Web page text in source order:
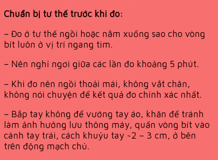
Chuẩn bị tư thế trước khi đo:
– Đo ở tư thế ngồi hoặc nằm xuống sao cho vòng
bít luôn ở vị trí ngang tim.
– Nên nghỉ ngơi giữa các lần đo khoảng 5 phút.
– Khi đo nên ngồi thoải mái, không vắt chân,
không nói chuyện để kết quả đo chính xác nhất.
– Bắp tay không để vướng tay áo, khăn để tránh
làm ảnh hưởng lưu thông máy, quấn vòng bít vào
cánh tay trái, cách khuỷu tay ~2 – 3 cm, ở bên
trên động mạch chủ.